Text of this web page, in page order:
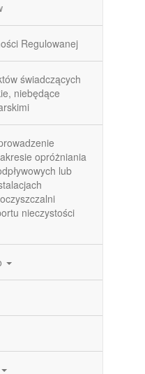
Regulowanej
świadczących
niebędące
opróżniania
lub
nieczystości